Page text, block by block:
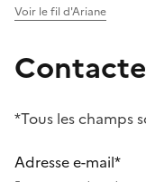
Voir le fil d'Ariane
*Tous les champs
Adresse e-mail*